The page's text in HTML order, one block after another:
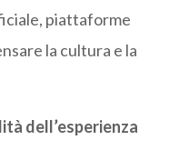
piattaforme
la cultura e la
dell’esperienza